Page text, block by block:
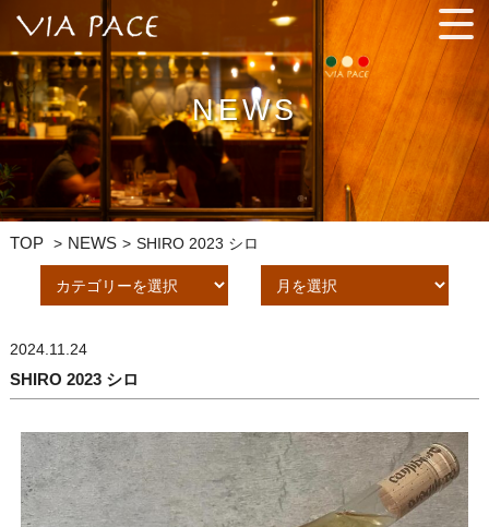
手間ひまを惜しまず、プロの技を駆使した料理と相性バッチリの
ワインを気軽に楽しんでください。
NEWS
TOP NEWS SHIRO 2023 シロ
2024.11.24
SHIRO 2023 シロ